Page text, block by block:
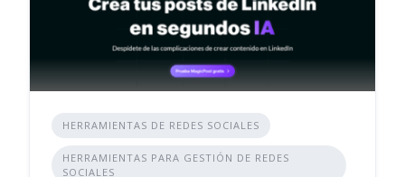
HERRAMIENTAS DE REDES SOCIALES
HERRAMIENTAS PARA GESTIÓN DE REDES
SOCIALES